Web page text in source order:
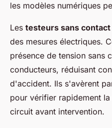
les modèles numériques
Les testeurs sans contact
des mesures électriques.
présence de tension sans
conducteurs, réduisant
d'accident. Ils s'avèrent
pour vérifier rapidement
circuit avant intervention.